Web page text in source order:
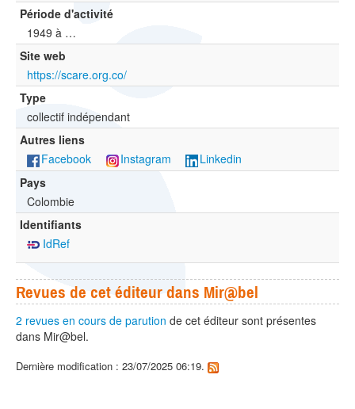
Période d'activité
1949 à …
Site web
https://scare.org.co/
Type
collectif indépendant
Autres liens
Facebook
Instagram
Linkedin
Pays
Colombie
Identifiants
IdRef
Revues de cet éditeur dans Mir@bel
2 revues en cours de parution de cet éditeur sont présentes
dans Mir@bel.
Dernière modification : 23/07/2025 06:19.